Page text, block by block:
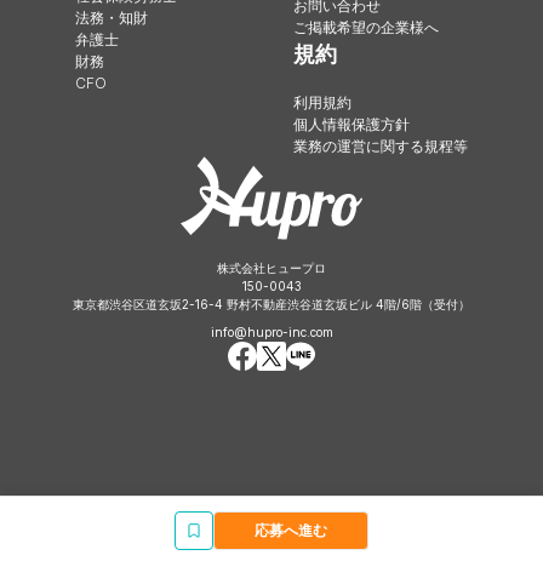
応募へ進む
法務・知財
弁護士
財務
CFO
お問い合わせ
ご掲載希望の企業様へ
規約
利用規約
個人情報保護方針
業務の運営に関する規程等
株式会社ヒュープロ
150-0043
東京都渋谷区道玄坂2-16-4 野村不動産渋谷道玄坂ビル 4階/6階（受付）
info@hupro-inc.com